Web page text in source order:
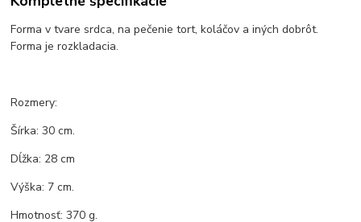
Forma v tvare srdca, na pečenie tort, koláčov a iných dobrôt.
Forma je rozkladacia.
Rozmery:
Šírka: 30 cm.
Dĺžka: 28 cm
Výška: 7 cm.
Hmotnosť: 370 g.